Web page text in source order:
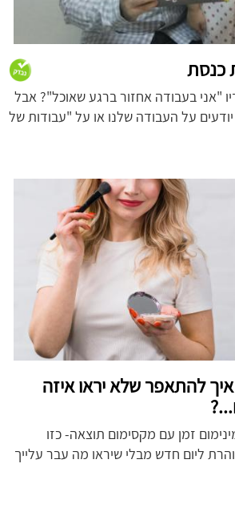
כנסת
"אני בעבודה אחזור ברגע שאוכל"? אבל
על העבודה שלנו או על "עבודות של
להתאפר שלא יראו איזה
זמן עם מקסימום תוצאה- כזו
ליום חדש מבלי שיראו מה עבר עלייך